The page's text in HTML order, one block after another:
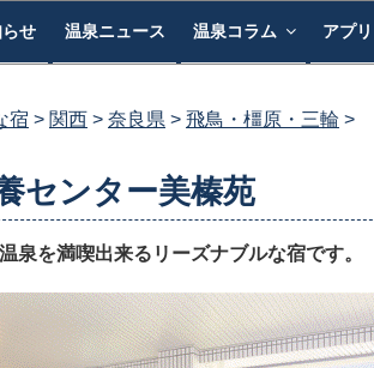
せ 温泉ニュース 温泉コラム アプリ
宿 関西 奈良県 飛鳥・橿原・三輪
センター美榛苑
泉を満喫出来るリーズナブルな宿です。